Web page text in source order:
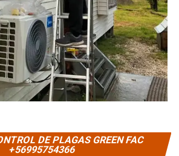
DE PLAGAS GREEN FAC
+56995754366